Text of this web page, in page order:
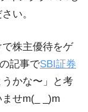
い。
株主優待をゲ
記事でSBI証券
かな〜」と考
せm(_ _)m